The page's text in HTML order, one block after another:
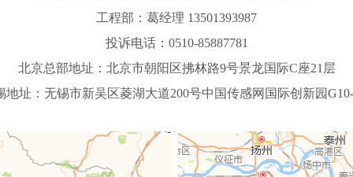
工程部：葛经理 13501393987
投诉电话：0510-85887781
北京总部地址： 北京市朝阳区拂林路9号景龙国际C座21层
地址： 无锡市新吴区菱湖大道200号中国传感网国际创新园